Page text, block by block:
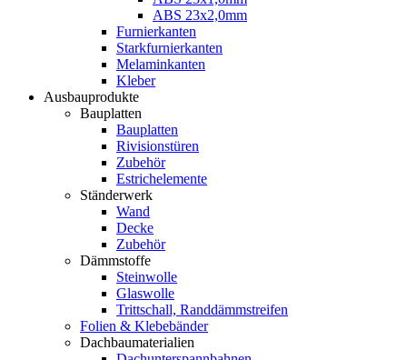
ABS 23x2,0mm
Furnierkanten
Starkfurnierkanten
Melaminkanten
Kleber
Ausbauprodukte
Bauplatten
Bauplatten
Rivisionstüren
Zubehör
Estrichelemente
Ständerwerk
Wand
Decke
Zubehör
Dämmstoffe
Steinwolle
Glaswolle
Trittschall, Randdämmstreifen
Folien & Klebebänder
Dachbaumaterialien